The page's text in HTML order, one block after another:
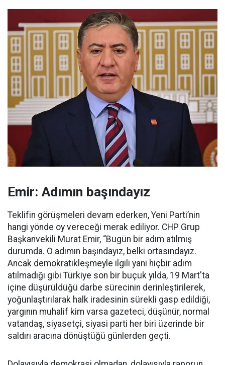
Emir: Adımın başındayız
Teklifin görüşmeleri devam ederken, Yeni Parti’nin
hangi yönde oy vereceği merak ediliyor. CHP Grup
Başkanvekili Murat Emir, “Bugün bir adım atılmış
durumda. O adımın başındayız, belki ortasındayız.
Ancak demokratikleşmeyle ilgili yani hiçbir adım
atılmadığı gibi Türkiye son bir buçuk yılda, 19 Mart'ta
içine düşürüldüğü darbe sürecinin derinleştirilerek,
yoğunlaştırılarak halk iradesinin sürekli gasp edildiği,
yargının muhalif kim varsa gazeteci, düşünür, normal
vatandaş, siyasetçi, siyasi parti her biri üzerinde bir
saldırı aracına dönüştüğü günlerden geçti.